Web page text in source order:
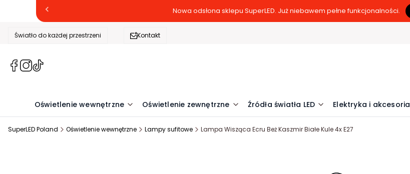
Nowa odsłona sklepu SuperLED. Już niebawem pełne funkcjonalności.
Światło do każdej przestrzeni Kontakt
(Otwiera
(Otwiera
nowej
(Otwiera
nowej
Oświetlenie wewnętrzne Oświetlenie zewnętrzne Źródła światła LED Elektryka i akcesoria
SuperLED Poland Oświetlenie wewnętrzne Lampy sufitowe Lampa Wisząca Ecru Beż Kaszmir Białe Kule 4x E27